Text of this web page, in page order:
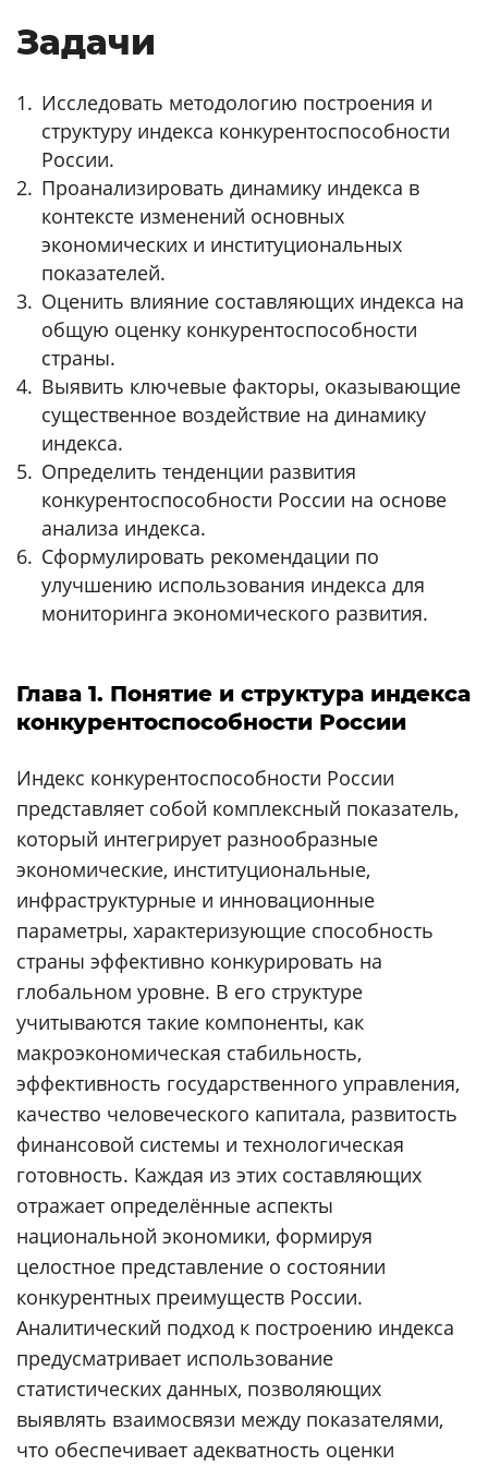
Задачи
Исследовать методологию построения и
структуру индекса конкурентоспособности
России.
Проанализировать динамику индекса в
контексте изменений основных
экономических и институциональных
показателей.
Оценить влияние составляющих индекса на
общую оценку конкурентоспособности
страны.
Выявить ключевые факторы, оказывающие
существенное воздействие на динамику
индекса.
Определить тенденции развития
конкурентоспособности России на основе
анализа индекса.
Сформулировать рекомендации по
улучшению использования индекса для
мониторинга экономического развития.
Глава 1. Понятие и структура индекса
конкурентоспособности России
Индекс конкурентоспособности России
представляет собой комплексный показатель,
который интегрирует разнообразные
экономические, институциональные,
инфраструктурные и инновационные
параметры, характеризующие способность
страны эффективно конкурировать на
глобальном уровне. В его структуре
учитываются такие компоненты, как
макроэкономическая стабильность,
эффективность государственного управления,
качество человеческого капитала, развитость
финансовой системы и технологическая
готовность. Каждая из этих составляющих
отражает определённые аспекты
национальной экономики, формируя
целостное представление о состоянии
конкурентных преимуществ России.
Аналитический подход к построению индекса
предусматривает использование
статистических данных, позволяющих
выявлять взаимосвязи между показателями,
что обеспечивает адекватность оценки